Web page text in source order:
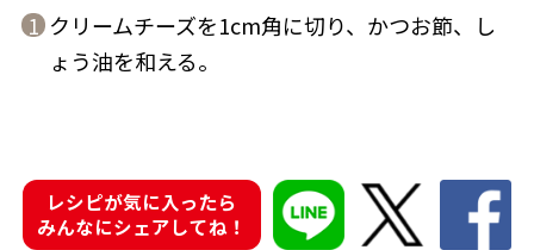
新鮮一番 『氷熟®』
1 クリームチーズを1cm角に切り、かつお節、し
ょう油を和える。
レシピが気に入ったら
みんなにシェアしてね！